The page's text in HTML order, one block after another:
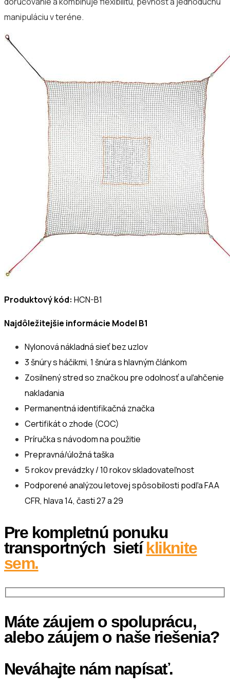
manipuláciu v teréne.
Produktový kód: HCN-B1
Najdôležitejšie informácie Model B1
Nylonová nákladná sieť bez uzlov
3 šnúry s háčikmi, 1 šnúra s hlavným článkom
Zosilnený stred so značkou pre odolnosť a uľahčenie
nakladania
Permanentná identifikačná značka
Certifikát o zhode (COC)
Príručka s návodom na použitie
Prepravná/úložná taška
5 rokov prevádzky / 10 rokov skladovateľnost
Podporené analýzou letovej spôsobilosti podľa FAA
CFR, hlava 14, časti 27 a 29
Pre kompletnú ponuku
transportných sietíkliknite
sem.
Máte záujem o spoluprácu,
alebo záujem o naše riešenia?
Neváhajte nám napísať.